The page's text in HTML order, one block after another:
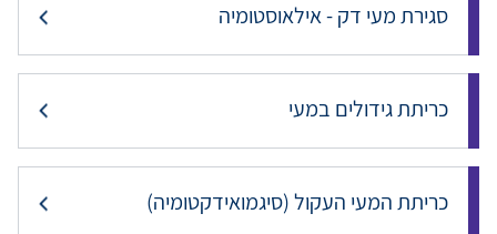
סגירת מעי דק - אילאוסטומיה
כריתת גידולים במעי
כריתת המעי העקול (סיגמואידקטומיה)